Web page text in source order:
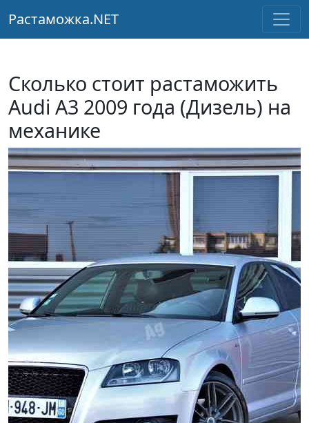
Растаможка.NET
Сколько стоит растаможить
Audi A3 2009 года (Дизель) на
механике